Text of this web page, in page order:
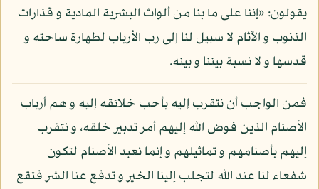
يقولون: «إننا على ما بنا من ألواث البشرية المادية و قذارات
الذنوب و الآثام لا سبيل لنا إلى رب الأرباب لطهارة ساحته و
قدسها و لا نسبة بيننا و بينه.
فمن الواجب أن نتقرب إليه بأحب خلائقه إليه و هم أرباب
الأصنام الذين فوض الله إليهم أمر تدبير خلقه، و نتقرب
إليهم بأصنامهم و تماثيلهم و إنما نعبد الأصنام لتكون
شفعاء لنا عند الله لتجلب إلينا الخير و تدفع عنا الشر فتقع